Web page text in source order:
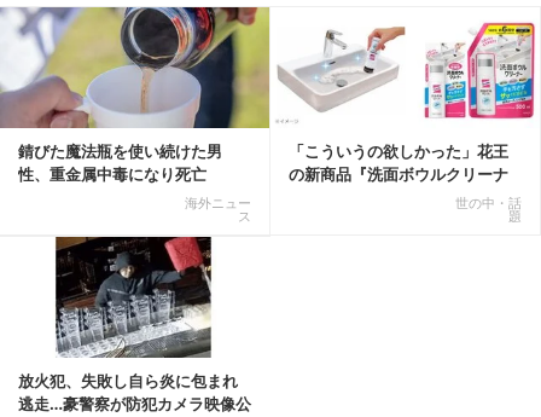
錆びた魔法瓶を使い続けた男
性、重金属中毒になり死亡
海外ニュー
ス
「こういうの欲しかった」花王
の新商品『洗面ボウルクリーナ
世の中・話
題
記事を読む
放火犯、失敗し自ら炎に包まれ
逃走…豪警察が防犯カメラ映像公